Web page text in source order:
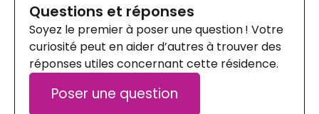
Questions et réponses
Soyez le premier à poser une question ! Votre
curiosité peut en aider d’autres à trouver des
réponses utiles concernant cette résidence.
Poser une question